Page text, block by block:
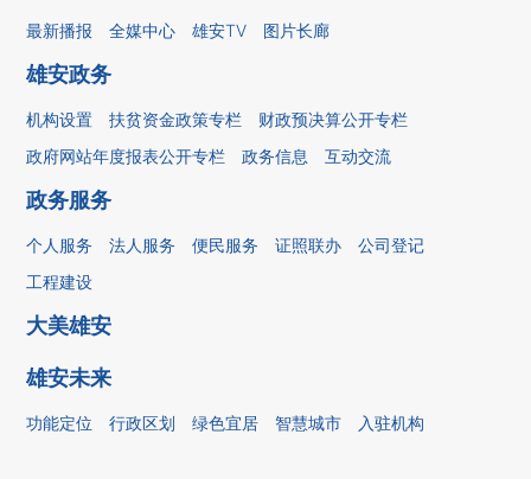
最新播报 全媒中心 雄安TV 图片长廊
雄安政务
机构设置 扶贫资金政策专栏
财政预决算公开专栏
政府网站年度报表公开专栏
政务信息 互动交流
政务服务
个人服务 法人服务 便民服务 证照联办
公司登记
工程建设
大美雄安
雄安未来
功能定位 行政区划 绿色宜居 智慧城市 入驻机构